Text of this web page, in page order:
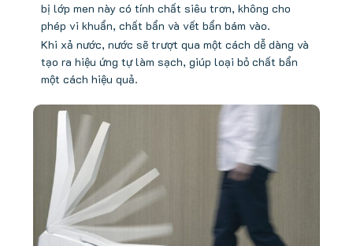
bị lớp men này có tính chất siêu trơn, không cho
phép vi khuẩn, chất bẩn và vết bẩn bám vào.
Khi xả nước, nước sẽ trượt qua một cách dễ dàng và
tạo ra hiệu ứng tự làm sạch, giúp loại bỏ chất bẩn
một cách hiệu quả.